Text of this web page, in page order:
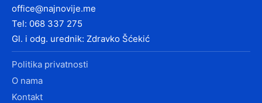
office@najnovije.me
Tel: 068 337 275
Gl. i odg. urednik: Zdravko Šćekić
Politika privatnosti
O nama
Kontakt